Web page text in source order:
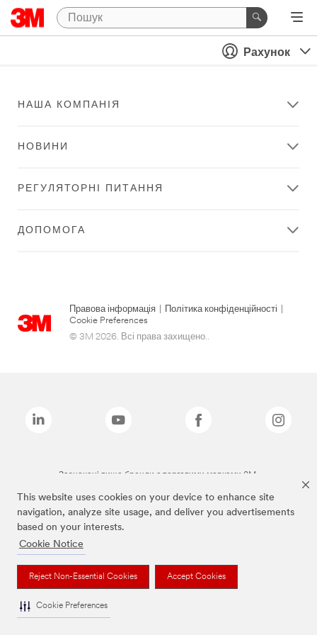
This website uses cookies on your device to enhance site
navigation, analyze site usage, and deliver you advertisements
based on your interests.
Cookie Notice
Reject Non-Essential Cookies Accept Cookies
Cookie Preferences
Рахунок
НАША КОМПАНІЯ
НОВИНИ
РЕГУЛЯТОРНІ ПИТАННЯ
ДОПОМОГА
Правова інформація Політика конфіденційності
Cookie Preferences
© 3M 2026. Всі права захищено..
Зазначені вище бренди є торговими марками 3M.